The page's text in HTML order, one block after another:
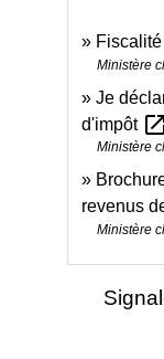
Ministère
Je
d'impôt open_in_new
Ministère
revenus
Ministère